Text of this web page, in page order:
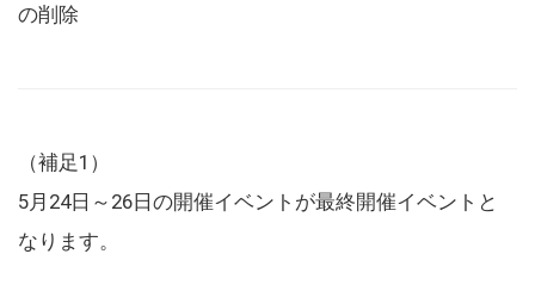
の削除
（補足1）
5月24日～26日の開催イベントが最終開催イベントと
なります。